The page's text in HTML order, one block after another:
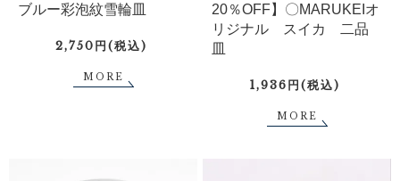
ブルー彩泡紋雪輪皿
2,750円(税込)
MORE
20％OFF】〇MARUKEIオ
リジナル スイカ 二品
皿
1,936円(税込)
MORE